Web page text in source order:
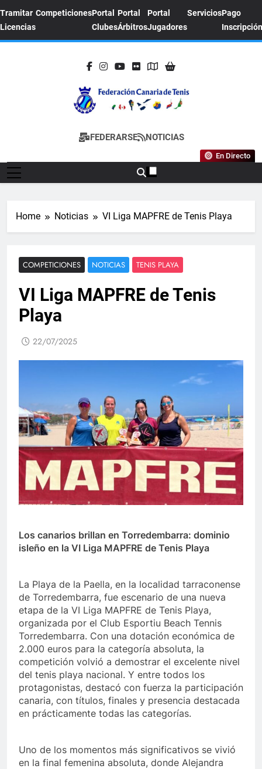
Tramitar
Licencias
CompeticionesPortal
Clubes
Portal
Árbitros
Portal
Jugadores
ServiciosPago
Inscripción
FEDERACION
CANARIA DE
TENIS
Sitio Oficial De La Federación Canaria De
FEDERARSE NOTICIAS
En Directo
Home Noticias VI Liga MAPFRE de Tenis Playa
COMPETICIONES NOTICIAS TENIS PLAYA
VI Liga MAPFRE de Tenis
Playa
22/07/2025
Los canarios brillan en Torredembarra: dominio
isleño en la VI Liga MAPFRE de Tenis Playa
La Playa de la Paella, en la localidad tarraconense
de Torredembarra, fue escenario de una nueva
etapa de la VI Liga MAPFRE de Tenis Playa,
organizada por el Club Esportiu Beach Tennis
Torredembarra. Con una dotación económica de
2.000 euros para la categoría absoluta, la
competición volvió a demostrar el excelente nivel
del tenis playa nacional. Y entre todos los
protagonistas, destacó con fuerza la participación
canaria, con títulos, finales y presencia destacada
en prácticamente todas las categorías.
Uno de los momentos más significativos se vivió
en la final femenina absoluta, donde Alejandra